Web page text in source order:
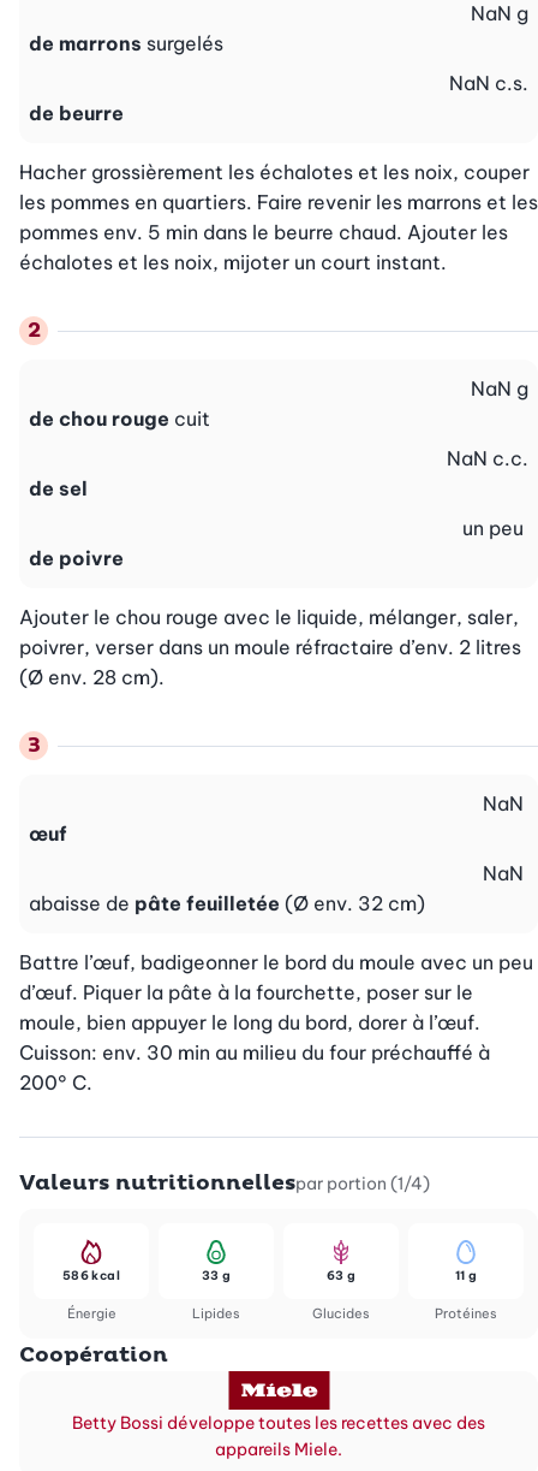
de marrons surgelés
NaN g
de beurre
NaN c.s.
Hacher grossièrement les échalotes et les noix, couper
les pommes en quartiers. Faire revenir les marrons et les
pommes env. 5 min dans le beurre chaud. Ajouter les
échalotes et les noix, mijoter un court instant.
de chou rouge cuit
NaN g
de sel
NaN c.c.
de poivre
un peu
Ajouter le chou rouge avec le liquide, mélanger, saler,
poivrer, verser dans un moule réfractaire d’env. 2 litres
(Ø env. 28 cm).
œuf
NaN
abaisse de pâte feuilletée (Ø env. 32 cm)
NaN
Battre l’œuf, badigeonner le bord du moule avec un peu
d’œuf. Piquer la pâte à la fourchette, poser sur le
moule, bien appuyer le long du bord, dorer à l’œuf.
Cuisson: env. 30 min au milieu du four préchauffé à
200° C.
Valeurs nutritionnellespar portion (1/4)
Énergie
586 kcal
Lipides
33 g
Glucides
63 g
Protéines
11 g
Coopération
Betty Bossi développe toutes les recettes avec des
appareils Miele.